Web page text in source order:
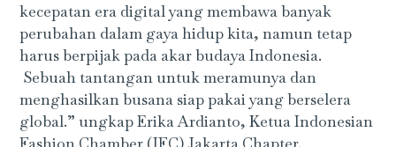
kecepatan era digital yang membawa banyak
perubahan dalam gaya hidup kita, namun tetap
harus berpijak pada akar budaya Indonesia.
Sebuah tantangan untuk meramunya dan
menghasilkan busana siap pakai yang berselera
global.” ungkap Erika Ardianto, Ketua Indonesian